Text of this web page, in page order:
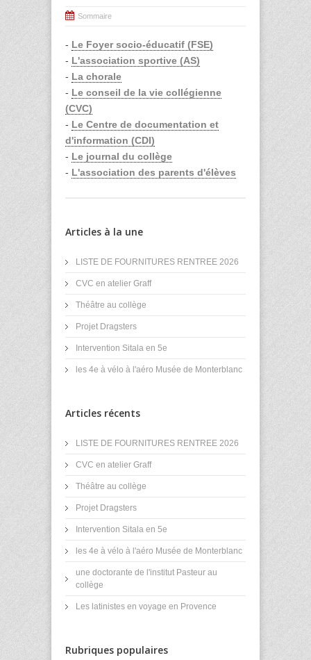
Sommaire
- Le Foyer socio-éducatif (FSE)
- L'association sportive (AS)
- La chorale
- Le conseil de la vie collégienne
(CVC)
- Le Centre de documentation et
d'information (CDI)
- Le journal du collège
- L'association des parents d'élèves
Articles à la une
LISTE DE FOURNITURES RENTREE 2026
CVC en atelier Graff
Théâtre au collège
Projet Dragsters
Intervention Sitala en 5e
les 4e à vélo à l'aéro Musée de Monterblanc
Articles récents
LISTE DE FOURNITURES RENTREE 2026
CVC en atelier Graff
Théâtre au collège
Projet Dragsters
Intervention Sitala en 5e
les 4e à vélo à l'aéro Musée de Monterblanc
une doctorante de l'institut Pasteur au
collège
Les latinistes en voyage en Provence
Rubriques populaires